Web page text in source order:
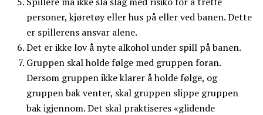
personer, kjøretøy eller hus på eller ved banen. Dette
er spillerens ansvar alene.
Det er ikke lov å nyte alkohol under spill på banen.
Gruppen skal holde følge med gruppen foran.
Dersom gruppen ikke klarer å holde følge, og
gruppen bak venter, skal gruppen slippe gruppen
bak igjennom. Det skal praktiseres «glidende